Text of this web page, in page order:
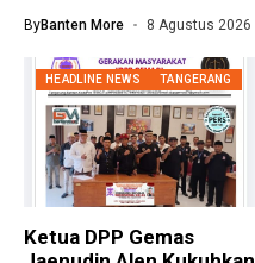
ByBanten More 8 Agustus 2026
HEADLINE NEWS TANGERANG
Ketua DPP Gemas